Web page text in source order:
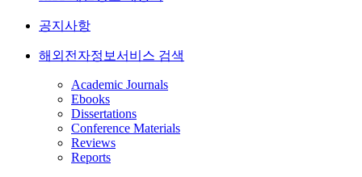
공지사항
해외전자정보서비스 검색
Academic Journals
Ebooks
Dissertations
Conference Materials
Reviews
Reports